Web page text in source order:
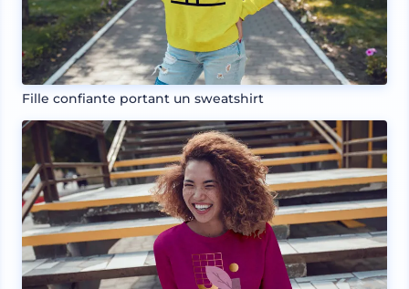
Fille confiante portant un sweatshirt